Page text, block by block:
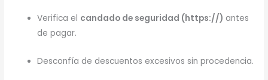
Verifica el candado de seguridad (https://) antes
de pagar.
Desconfía de descuentos excesivos sin procedencia.